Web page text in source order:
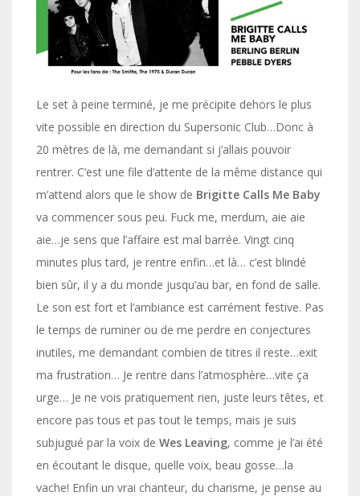
Le set à peine terminé, je me précipite dehors le plus
vite possible en direction du Supersonic Club…Donc à
20 mètres de là, me demandant si j’allais pouvoir
rentrer. C’est une file d’attente de la même distance qui
m’attend alors que le show de Brigitte Calls Me Baby
va commencer sous peu. Fuck me, merdum, aie aie
aie…je sens que l’affaire est mal barrée. Vingt cinq
minutes plus tard, je rentre enfin…et là… c’est blindé
bien sûr, il y a du monde jusqu’au bar, en fond de salle.
Le son est fort et l’ambiance est carrément festive. Pas
le temps de ruminer ou de me perdre en conjectures
inutiles, me demandant combien de titres il reste…exit
ma frustration… Je rentre dans l’atmosphère…vite ça
urge… Je ne vois pratiquement rien, juste leurs têtes, et
encore pas tous et pas tout le temps, mais je suis
subjugué par la voix de Wes Leaving, comme je l’ai été
en écoutant le disque, quelle voix, beau gosse…la
vache! Enfin un vrai chanteur, du charisme, je pense au